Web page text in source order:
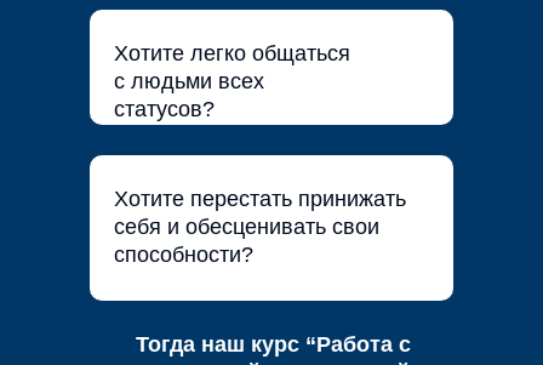
Хотите легко общаться
с людьми всех
статусов?
Хотите перестать принижать
себя и обесценивать свои
способности?
Тогда наш курс “Работа с